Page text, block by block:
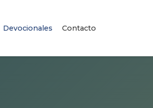
Devocionales Contacto